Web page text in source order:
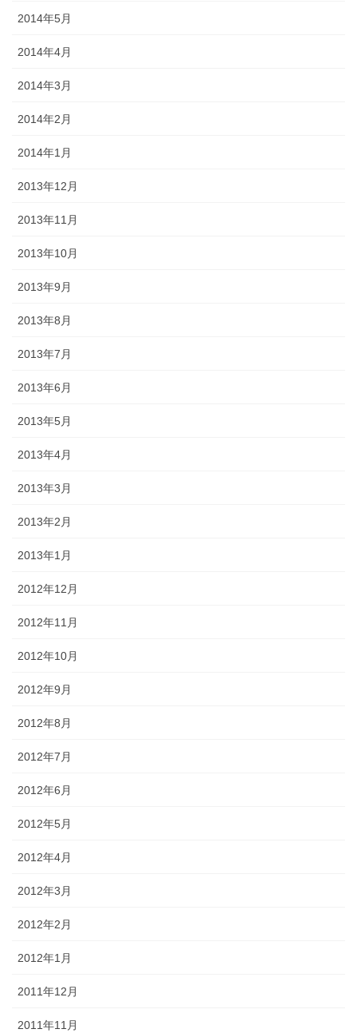
2014年5月
2014年4月
2014年3月
2014年2月
2014年1月
2013年12月
2013年11月
2013年10月
2013年9月
2013年8月
2013年7月
2013年6月
2013年5月
2013年4月
2013年3月
2013年2月
2013年1月
2012年12月
2012年11月
2012年10月
2012年9月
2012年8月
2012年7月
2012年6月
2012年5月
2012年4月
2012年3月
2012年2月
2012年1月
2011年12月
2011年11月